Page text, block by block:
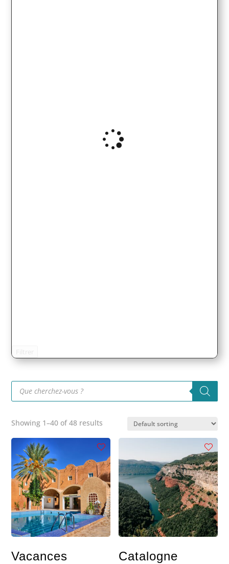
Recherche
produits
Showing 1–40 of 48 results
Vacances Catalogne